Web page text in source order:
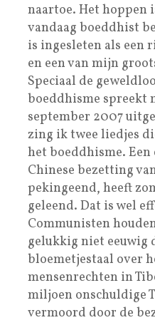
naartoe. Het hoppen
vandaag boeddhist
is ingesleten als een
en een van mijn
Speciaal de
boeddhisme spreekt
september 2007
zing ik twee liedjes
het boeddhisme. Een
Chinese bezetting
pekingeend, heeft
geleend. Dat is wel
Communisten
gelukkig niet eeuwig
bloemetjestaal over
mensenrechten in
miljoen onschuldige
vermoord door de